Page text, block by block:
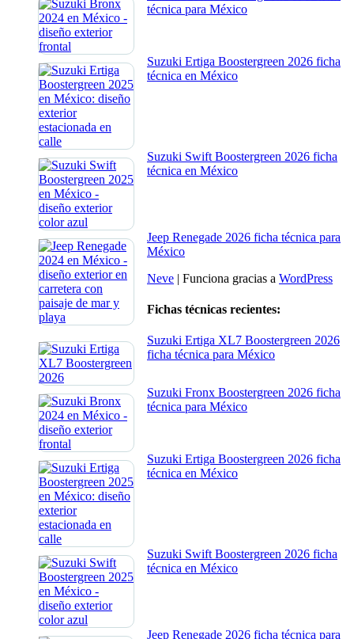
técnica para México
Suzuki Ertiga Boostergreen 2026 ficha
técnica en México
Suzuki Swift Boostergreen 2026 ficha
técnica en México
Jeep Renegade 2026 ficha técnica para
México
Neve | Funciona gracias a WordPress
Fichas técnicas recientes:
Suzuki Ertiga XL7 Boostergreen 2026
ficha técnica para México
Suzuki Fronx Boostergreen 2026 ficha
técnica para México
Suzuki Ertiga Boostergreen 2026 ficha
técnica en México
Suzuki Swift Boostergreen 2026 ficha
técnica en México
Jeep Renegade 2026 ficha técnica para